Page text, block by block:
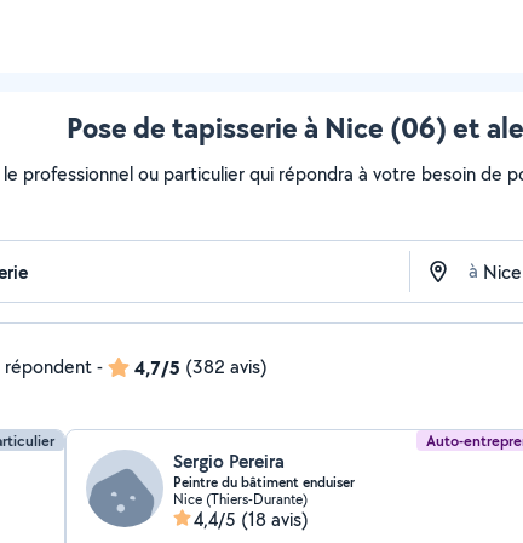
Pose de tapisserie à Nice (06) et
professionnel ou particulier qui répondra à votre besoin
à
répondent- 4,7/5 (382 avis)
Auto-
Sergio Pereira
Peintre du bâtiment enduiser
Nice (Thiers-Durante)
4,4/5 (18 avis)